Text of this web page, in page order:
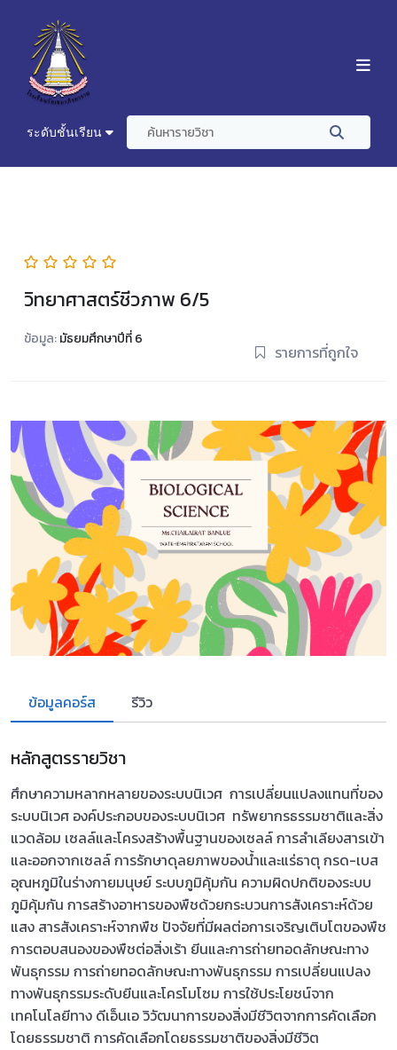
ระดับชั้นเรียน
วิทยาศาสตร์ชีวภาพ 6/5
ข้อมูล:มัธยมศึกษาปีที่ 6
รายการที่ถูกใจ
ข้อมูลคอร์ส รีวิว
หลักสูตรรายวิชา
ศึกษาความหลากหลายของระบบนิเวศ การเปลี่ยนแปลงแทนที่ของ
ระบบนิเวศ องค์ประกอบของระบบนิเวศ ทรัพยากรธรรมชาติและสิ่ง
แวดล้อม เซลล์และโครงสร้างพื้นฐานของเซลล์ การลำเลียงสารเข้า
และออกจากเซลล์ การรักษาดุลยภาพของน้ำและแร่ธาตุ กรด-เบส
อุณหภูมิในร่างกายมนุษย์ ระบบภูมิคุ้มกัน ความผิดปกติของระบบ
ภูมิคุ้มกัน การสร้างอาหารของพืชด้วยกระบวนการสังเคราะห์ด้วย
แสง สารสังเคราะห์จากพืช ปัจจัยที่มีผลต่อการเจริญเติบโตของพืช
การตอบสนองของพืชต่อสิ่งเร้า ยีนและการถ่ายทอดลักษณะทาง
พันธุกรรม การถ่ายทอดลักษณะทางพันธุกรรม การเปลี่ยนแปลง
ทางพันธุกรรมระดับยีนและโครโมโซม การใช้ประโยชน์จาก
เทคโนโลยีทาง ดีเอ็นเอ วิวัฒนาการของสิ่งมีชีวิตจากการคัดเลือก
โดยธรรมชาติ การคัดเลือกโดยธรรมชาติของสิ่งมีชีวิต